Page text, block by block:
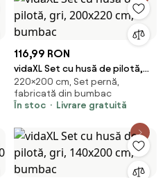
116,99 RON
vidaXL Set cu husă de pilotă,
gri, 200x220 cm, bumbac
220×200 cm, Set pernă,
fabricată din bumbac
În stoc
Livrare gratuită